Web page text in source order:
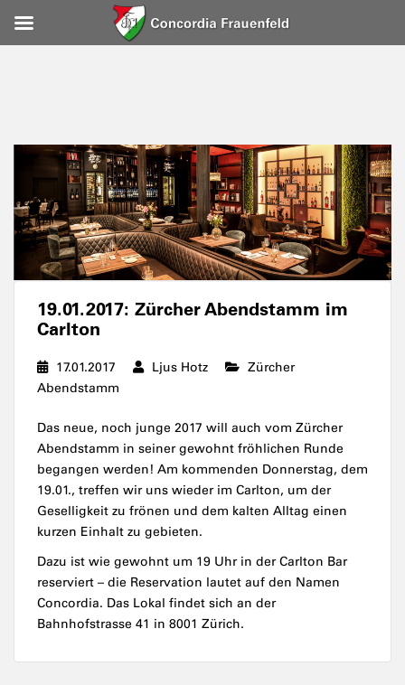
19.01.2017: Zürcher Abendstamm im
Carlton
17.01.2017 Ljus Hotz
Zürcher
Abendstamm
Das neue, noch junge 2017 will auch vom Zürcher
Abendstamm in seiner gewohnt fröhlichen Runde
begangen werden! Am kommenden Donnerstag, dem
19.01., treffen wir uns wieder im Carlton, um der
Geselligkeit zu frönen und dem kalten Alltag einen
kurzen Einhalt zu gebieten.
Dazu ist wie gewohnt um 19 Uhr in der Carlton Bar
reserviert – die Reservation lautet auf den Namen
Concordia. Das Lokal findet sich an der
Bahnhofstrasse 41 in 8001 Zürich.